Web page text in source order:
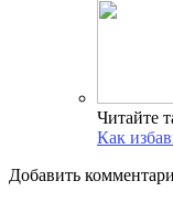
Читайте
Как
Добавить